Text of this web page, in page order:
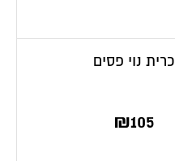
כרית נוי פסים
₪105